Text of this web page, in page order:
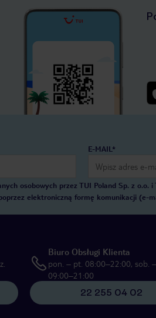
E-MAIL*
osobowych przez TUI Poland Sp. z
elektroniczną formę komunikacji (e-
Biuro Obsługi Klienta
pon. – pt. 08:00–22:00, sob.
09:00–21:00
22 255 04 02